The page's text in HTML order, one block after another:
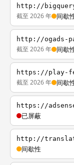
http://
截至 2026 年 间歇
http://ogads-
截至 2026 年 间歇
https://play-
截至 2026 年 间歇
https://
已屏蔽
http://
间歇性